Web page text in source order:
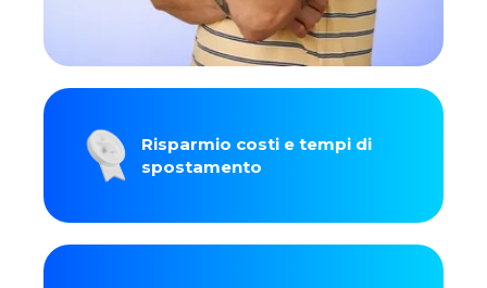
Risparmio costi e tempi di
spostamento